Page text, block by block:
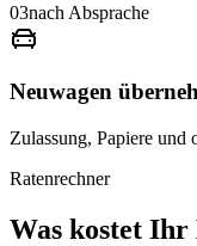
03nach Absprache
Neuwagen
Zulassung, Papiere und
Ratenrechner
Was kostet Ihr